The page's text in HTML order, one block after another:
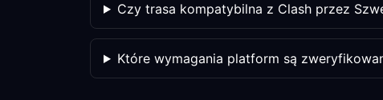
Czy trasa kompatybilna z Clash przez
Które wymagania platform są